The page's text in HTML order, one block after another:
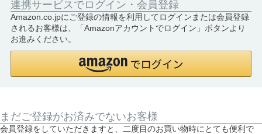
連携サービスでログイン・会員登録
Amazon.co.jpにご登録の情報を利用してログインまたは会員登録
されるお客様は、「Amazonアカウントでログイン」ボタンより
お進みください。
まだご登録がお済みでないお客様
会員登録をしていただきますと、二度目のお買い物時にとても便利で